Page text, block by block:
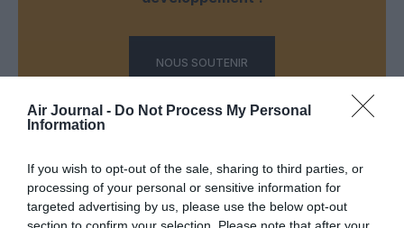
Air Journal - Do Not Process My Personal
Information
If you wish to opt-out of the sale, sharing to third parties, or
processing of your personal or sensitive information for
targeted advertising by us, please use the below opt-out
NOUS SOUTENIR
DERNIERS COMMENTAIRES